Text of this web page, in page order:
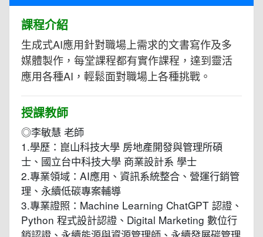
課程介紹
生成式AI應用針對職場上需求的文書寫作及多
媒體製作，每堂課程都有實作課程，達到靈活
應用各種AI，輕鬆面對職場上各種挑戰。
授課教師
◎李敏慧 老師
1.學歷：崑山科技大學 房地產開發與管理所碩
士、國立台中科技大學 商業設計系 學士
2.專業領域：AI應用、資訊系統整合、營運行銷管
理、永續低碳專案輔導
3.專業證照：Machine Learning ChatGPT 認證、
Python 程式設計認證、Digital Marketing 數位行